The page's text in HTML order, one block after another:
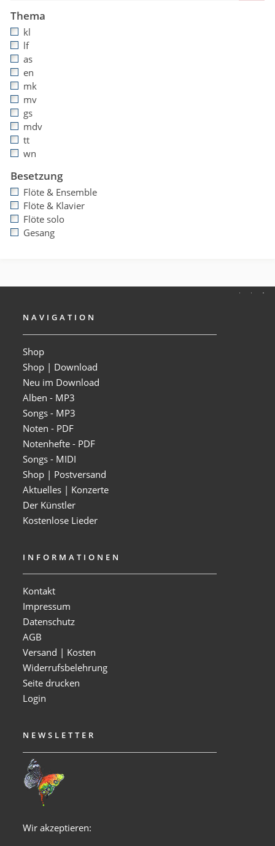
Thema
kl
lf
as
en
mk
mv
gs
mdv
tt
wn
Besetzung
Flöte & Ensemble
Flöte & Klavier
Flöte solo
Gesang
NAVIGATION
Shop
Shop | Download
Neu im Download
Alben - MP3
Songs - MP3
Noten - PDF
Notenhefte - PDF
Songs - MIDI
Shop | Postversand
Aktuelles | Konzerte
Der Künstler
Kostenlose Lieder
INFORMATIONEN
Kontakt
Impressum
Datenschutz
AGB
Versand | Kosten
Widerrufsbelehrung
Seite drucken
Login
NEWSLETTER
Wir akzeptieren: